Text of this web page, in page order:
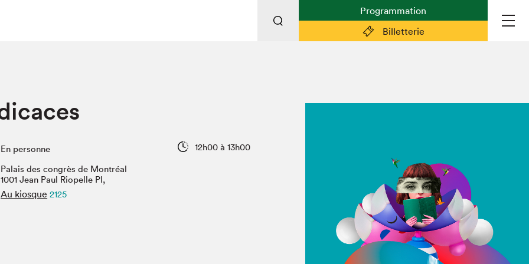
Billetterie
Programmation
Vidéos et balados
Espace exposant·e·s
Espace enseignant·e·s
Espace participant⋅e⋅s
Espace Salon dans la ville
Espace bénévoles
Devenir bénévole
En personne
12h00 à 13h00
Palais des congrès de Montréal
1001 Jean Paul Riopelle Pl,
Au kiosque 2125